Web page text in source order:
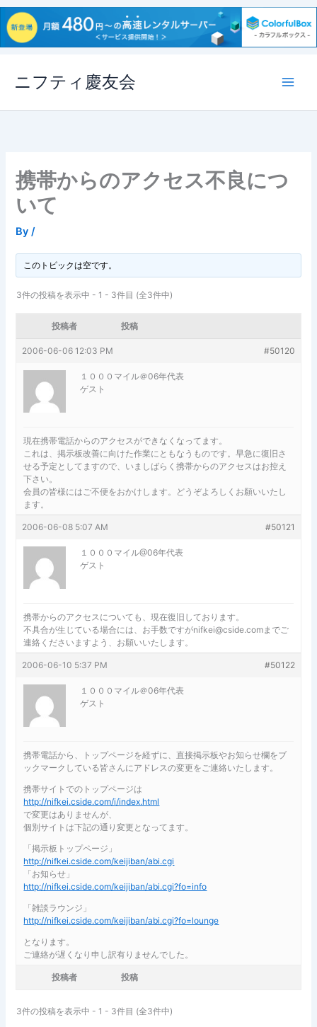
ス
ニフティ慶友会
携帯からのアクセス不良につ
いて
By/
このトピックは空です。
3件の投稿を表示中 - 1 - 3件目 (全3件中)
投稿者 投稿
2006-06-06 12:03 PM #50120
１０００マイル＠06年代表
ゲスト
現在携帯電話からのアクセスができなくなってます。
これは、掲示板改善に向けた作業にともなうものです。早急に復旧さ
せる予定としてますので、いましばらく携帯からのアクセスはお控え
下さい。
会員の皆様にはご不便をおかけします。どうぞよろしくお願いいたし
ます。
2006-06-08 5:07 AM #50121
１０００マイル@06年代表
ゲスト
携帯からのアクセスについても、現在復旧しております。
不具合が生じている場合には、お手数ですがnifkei@cside.comまでご
連絡くださいますよう、お願いいたします。
2006-06-10 5:37 PM #50122
１０００マイル＠06年代表
ゲスト
携帯電話から、トップページを経ずに、直接掲示板やお知らせ欄をブ
ックマークしている皆さんにアドレスの変更をご連絡いたします。
携帯サイトでのトップページは
http://nifkei.cside.com/i/index.html
で変更はありませんが、
個別サイトは下記の通り変更となってます。
「掲示板トップページ」
http://nifkei.cside.com/keijiban/abi.cgi
「お知らせ」
http://nifkei.cside.com/keijiban/abi.cgi?fo=info
「雑談ラウンジ」
http://nifkei.cside.com/keijiban/abi.cgi?fo=lounge
となります。
ご連絡が遅くなり申し訳有りませんでした。
投稿者 投稿
3件の投稿を表示中 - 1 - 3件目 (全3件中)